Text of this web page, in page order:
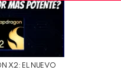
X2: EL NUEVO